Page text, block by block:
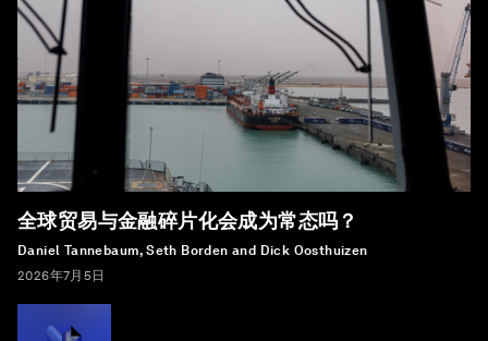
全球贸易与金融碎片化会成为常态吗？
Daniel Tannebaum, Seth Borden and Dick Oosthuizen
2026年7月5日